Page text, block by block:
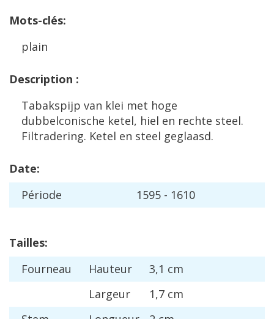
Mots-clés:
plain
Description :
Tabakspijp van klei met hoge
dubbelconische ketel, hiel en rechte steel.
Filtradering. Ketel en steel geglaasd.
Date:
Période 1595 - 1610
Tailles:
Fourneau
Hauteur 3,1 cm
Largeur
1,7 cm